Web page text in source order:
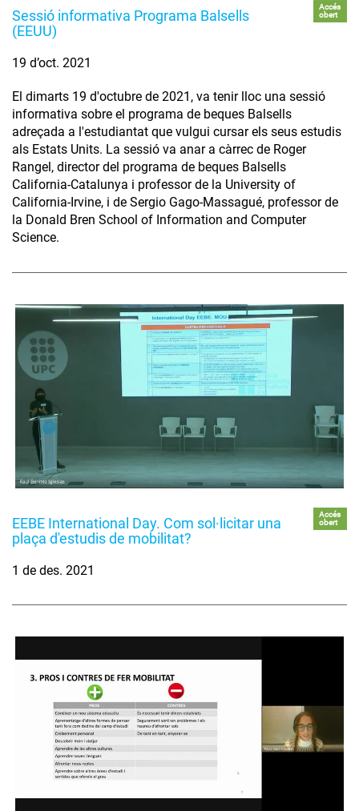
Sessió informativa Programa Balsells
(EEUU)
Accés
obert
19 d’oct. 2021
El dimarts 19 d'octubre de 2021, va tenir lloc una sessió
informativa sobre el programa de beques Balsells
adreçada a l'estudiantat que vulgui cursar els seus estudis
als Estats Units. La sessió va anar a càrrec de Roger
Rangel, director del programa de beques Balsells
California-Catalunya i professor de la University of
California-Irvine, i de Sergio Gago-Massagué, professor de
la Donald Bren School of Information and Computer
Science.
EEBE International Day. Com sol·licitar una
plaça d'estudis de mobilitat?
Accés
obert
1 de des. 2021